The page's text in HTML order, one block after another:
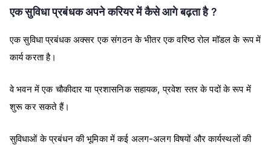
एक सुविधा प्रबंधक अपने करियर में कैसे आगे बढ़ता है ?
एक सुविधा प्रबंधक अक्सर एक संगठन के भीतर एक वरिष्ठ रोल मॉडल के रूप में
कार्य करता है।
वे भवन में एक चौकीदार या प्रशासनिक सहायक, प्रवेश स्तर के पदों के रूप में
शुरू कर सकते हैं।
सुविधाओं के प्रबंधन की भूमिका में कई अलग-अलग विषयों और कार्यस्थलों की